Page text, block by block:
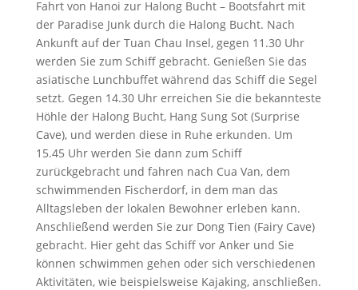
Fahrt von Hanoi zur Halong Bucht – Bootsfahrt mit
der Paradise Junk durch die Halong Bucht. Nach
Ankunft auf der Tuan Chau Insel, gegen 11.30 Uhr
werden Sie zum Schiff gebracht. Genießen Sie das
asiatische Lunchbuffet während das Schiff die Segel
setzt. Gegen 14.30 Uhr erreichen Sie die bekannteste
Höhle der Halong Bucht, Hang Sung Sot (Surprise
Cave), und werden diese in Ruhe erkunden. Um
15.45 Uhr werden Sie dann zum Schiff
zurückgebracht und fahren nach Cua Van, dem
schwimmenden Fischerdorf, in dem man das
Alltagsleben der lokalen Bewohner erleben kann.
Anschließend werden Sie zur Dong Tien (Fairy Cave)
gebracht. Hier geht das Schiff vor Anker und Sie
können schwimmen gehen oder sich verschiedenen
Aktivitäten, wie beispielsweise Kajaking, anschließen.